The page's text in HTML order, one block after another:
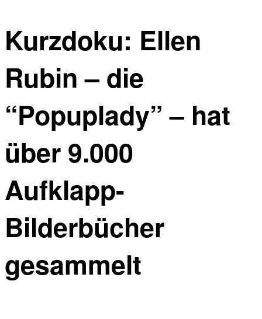
Kurzdoku: Ellen
Rubin – die
“Popuplady” – hat
über 9.000
Aufklapp-
Bilderbücher
gesammelt